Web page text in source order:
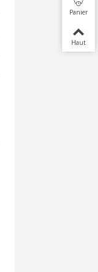
Panier
Haut